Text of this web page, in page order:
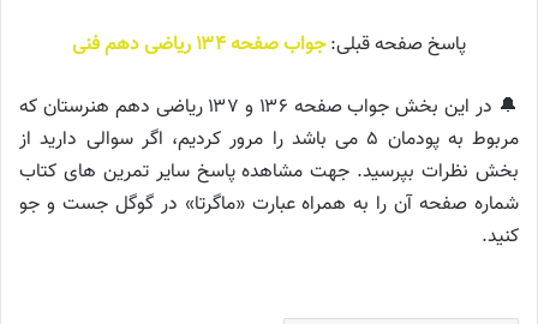
پاسخ صفحه قبلی:جواب صفحه ۱۳۴ ریاضی دهم فنی
🔔 در این بخش جواب صفحه ۱۳۶ و ۱۳۷ ریاضی دهم هنرستان که
مربوط به پودمان ۵ می باشد را مرور کردیم، اگر سوالی دارید از
بخش نظرات بپرسید. جهت مشاهده پاسخ سایر تمرین های کتاب
شماره صفحه آن را به همراه عبارت «ماگرتا» در گوگل جست و جو
کنید.